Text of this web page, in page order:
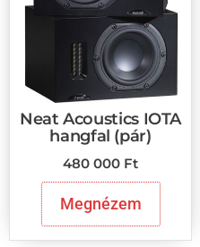
Neat Acoustics IOTA
hangfal (pár)
480 000 Ft
Megnézem